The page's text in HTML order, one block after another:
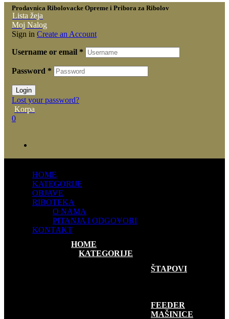
Prodavnica Ribolovacke Opreme i Pribora za Ribolov
Lista žeja
Moj Nalog
Sign in Create an Account
Username or email *
Password *
Login
Lost your password?
Korpa
0
HOME
KATEGORIJE
OBJAVE
RIBOTEKA
O NAMA
PITANJA I ODGOVORI
KONTAKT
HOME
KATEGORIJE
FEEDER RIBOLOV
ŠTAPOVI
FEEDER
MAŠINICE